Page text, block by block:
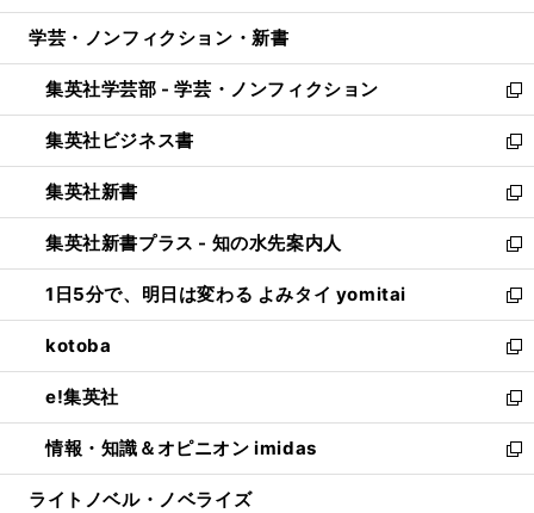
開
ウ
開
く
ン
ウ
で
開
く
ウ
ン
ド
ウ
で
開
く
し
ウ
ィ
ン
ド
ウ
で
開
く
学芸・ノンフィクション・新書
集英社学芸部 - 学芸・ノンフィクション
新
し
い
ウ
ィ
ン
ド
ウ
で
開
く
集英社ビジネス書
新
し
い
ウ
ィ
ン
ド
ウ
で
開
く
集英社新書
新
し
い
ウ
ィ
ン
ド
ウ
で
開
く
集英社新書プラス - 知の水先案内人
新
し
い
ウ
ィ
ン
ド
ウ
で
開
1日5分で、明日は変わる よみタイ yomitai
新
し
い
ウ
ィ
ン
ド
ウ
kotoba
新
し
い
ウ
ィ
ン
e!集英社
新
し
い
ウ
情報・知識＆オピニオン imidas
新
し
ライトノベル・ノベライズ